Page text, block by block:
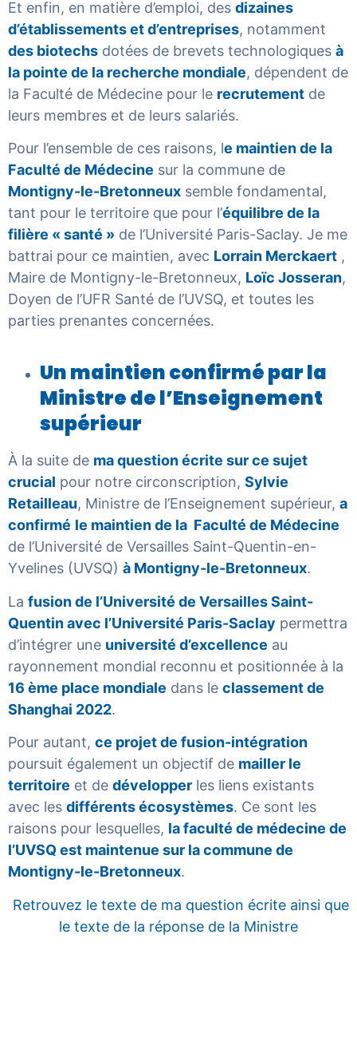
Et enfin, en matière d’emploi, des dizaines
d’établissements et d’entreprises, notamment
des biotechs dotées de brevets technologiques à
la pointe de la recherche mondiale, dépendent de
la Faculté de Médecine pour le recrutement de
leurs membres et de leurs salariés.
Pour l’ensemble de ces raisons, le maintien de la
Faculté de Médecine sur la commune de
Montigny-le-Bretonneux semble fondamental,
tant pour le territoire que pour l’équilibre de la
filière « santé » de l’Université Paris-Saclay. Je me
battrai pour ce maintien, avec Lorrain Merckaert ,
Maire de Montigny-le-Bretonneux, Loïc Josseran,
Doyen de l’UFR Santé de l’UVSQ, et toutes les
parties prenantes concernées.
Un maintien confirmé par la
Ministre de l’Enseignement
supérieur
À la suite de ma question écrite sur ce sujet
crucial pour notre circonscription, Sylvie
Retailleau, Ministre de l’Enseignement supérieur, a
confirmé le maintien de la Faculté de Médecine
de l’Université de Versailles Saint-Quentin-en-
Yvelines (UVSQ) à Montigny-le-Bretonneux.
La fusion de l’Université de Versailles Saint-
Quentin avec l’Université Paris-Saclay permettra
d’intégrer une université d’excellence au
rayonnement mondial reconnu et positionnée à la
16 ème place mondiale dans le classement de
Shanghai 2022.
Pour autant, ce projet de fusion-intégration
poursuit également un objectif de mailler le
territoire et de développer les liens existants
avec les différents écosystèmes. Ce sont les
raisons pour lesquelles, la faculté de médecine de
l’UVSQ est maintenue sur la commune de
Montigny-le-Bretonneux.
Retrouvez le texte de ma question écrite ainsi que
le texte de la réponse de la Ministre